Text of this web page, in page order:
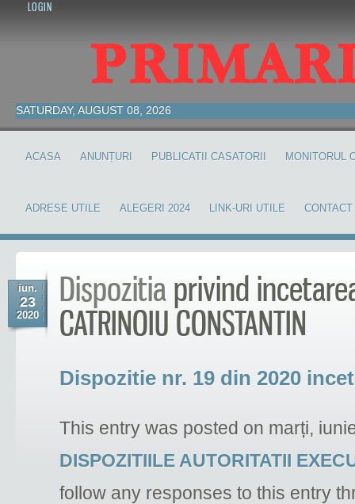
LOGIN
SATURDAY, AUGUST 08, 2026
ACASA ANUNȚURI PUBLICATII CASATORII MONITORUL
ADRESE UTILE ALEGERI 2024 LINK-URI UTILE CONTACT
iun.
23
2020
Dispozitiaprivind
CATRINOIU CONSTANTIN
Dispozitie nr. 19 din 2020
This entry was posted on marți,
DISPOZITIILE AUTORITATII
follow any responses to this entry